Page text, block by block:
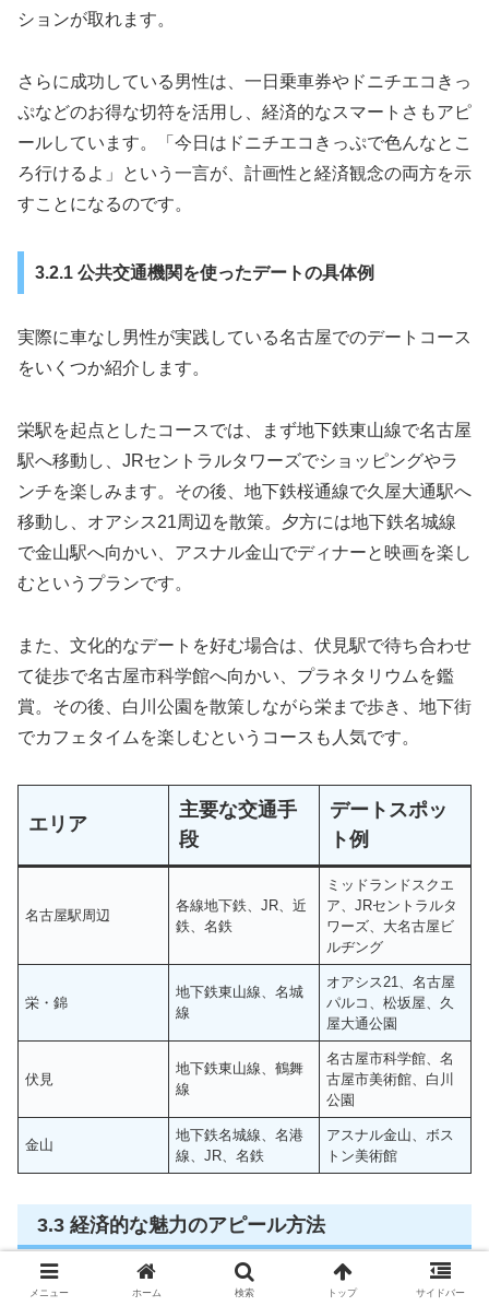
ションが取れます。
さらに成功している男性は、一日乗車券やドニチエコきっ
ぷなどのお得な切符を活用し、経済的なスマートさもアピ
ールしています。「今日はドニチエコきっぷで色んなとこ
ろ行けるよ」という一言が、計画性と経済観念の両方を示
すことになるのです。
3.2.1 公共交通機関を使ったデートの具体例
実際に車なし男性が実践している名古屋でのデートコース
をいくつか紹介します。
栄駅を起点としたコースでは、まず地下鉄東山線で名古屋
駅へ移動し、JRセントラルタワーズでショッピングやラ
ンチを楽しみます。その後、地下鉄桜通線で久屋大通駅へ
移動し、オアシス21周辺を散策。夕方には地下鉄名城線
で金山駅へ向かい、アスナル金山でディナーと映画を楽し
むというプランです。
また、文化的なデートを好む場合は、伏見駅で待ち合わせ
て徒歩で名古屋市科学館へ向かい、プラネタリウムを鑑
賞。その後、白川公園を散策しながら栄まで歩き、地下街
でカフェタイムを楽しむというコースも人気です。
エリア
主要な交通手
段
デートスポッ
ト例
名古屋駅周辺
各線地下鉄、JR、近
鉄、名鉄
ミッドランドスクエ
ア、JRセントラルタ
ワーズ、大名古屋ビ
ルヂング
栄・錦
地下鉄東山線、名城
線
オアシス21、名古屋
パルコ、松坂屋、久
屋大通公園
伏見
地下鉄東山線、鶴舞
線
名古屋市科学館、名
古屋市美術館、白川
公園
金山
地下鉄名城線、名港
線、JR、名鉄
アスナル金山、ボス
トン美術館
3.3 経済的な魅力のアピール方法
車を所有しないことで生まれる経済的余裕を、別の形で自
メニュー ホーム 検索 トップ サイドバー